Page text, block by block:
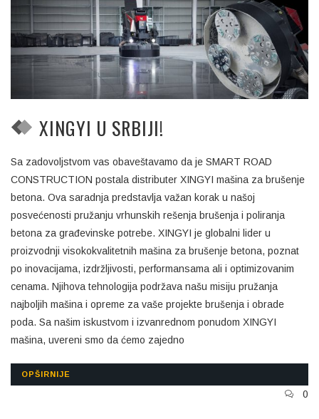
XINGYI U SRBIJI!
Sa zadovoljstvom vas obaveštavamo da je SMART ROAD
CONSTRUCTION postala distributer XINGYI mašina za brušenje
betona. Ova saradnja predstavlja važan korak u našoj
posvećenosti pružanju vrhunskih rešenja brušenja i poliranja
betona za građevinske potrebe. XINGYI je globalni lider u
proizvodnji visokokvalitetnih mašina za brušenje betona, poznat
po inovacijama, izdržljivosti, performansama ali i optimizovanim
cenama. Njihova tehnologija podržava našu misiju pružanja
najboljih mašina i opreme za vaše projekte brušenja i obrade
poda. Sa našim iskustvom i izvanrednom ponudom XINGYI
mašina, uvereni smo da ćemo zajedno
OPŠIRNIJE
0